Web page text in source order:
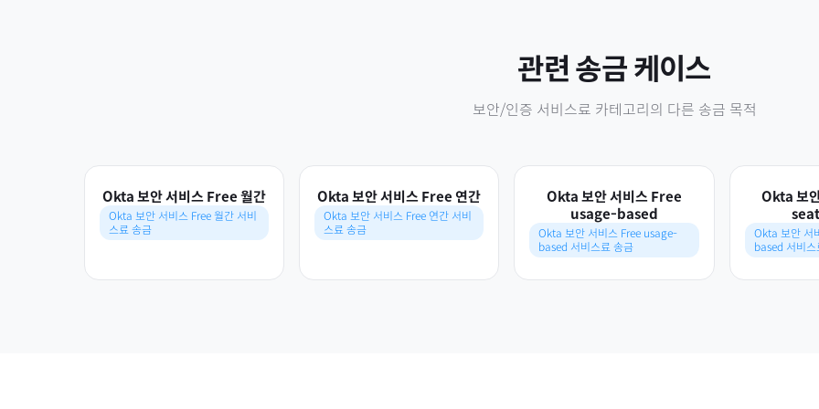
관련 송금 케이스
보안/인증 서비스료 카테고리의 다른 송금 목적
Okta 보안 서비스 Free 월간
Okta 보안 서비스 Free 월간 서비
스료 송금
Okta 보안 서비스 Free 연간
Okta 보안 서비스 Free 연간 서비
스료 송금
Okta 보안 서비스 Free
usage-based
Okta 보안 서비스 Free usage-
based 서비스료 송금
Okta 보
Okta 보안 서
based 서비스